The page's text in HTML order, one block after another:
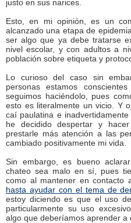
justo en sus narices.
Esto, en mi opinión, es un
alcanzado una etapa de
ser algo que ya debe tratarse
nivel escolar, y con adultos a
población sobre etiqueta y
Lo curioso del caso sin
personas estamos
seguimos haciéndolo, pues
esto es literalmente un vicio. Y
caí paulatina e
he decidido despertar y
prestarle más atención a las
cambiado positivamente mi vida.
Sin embargo, es bueno
chateo sea malo en sí, pues
como al mantener en contacto
hasta ayudar con el tema de
estoy diciendo es que el uso
particularmente su uso
algo que deberíamos aprender a